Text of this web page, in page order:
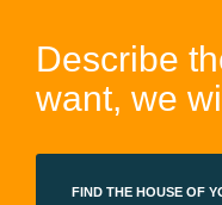
Describe
want, we
FIND THE HOUSE OF